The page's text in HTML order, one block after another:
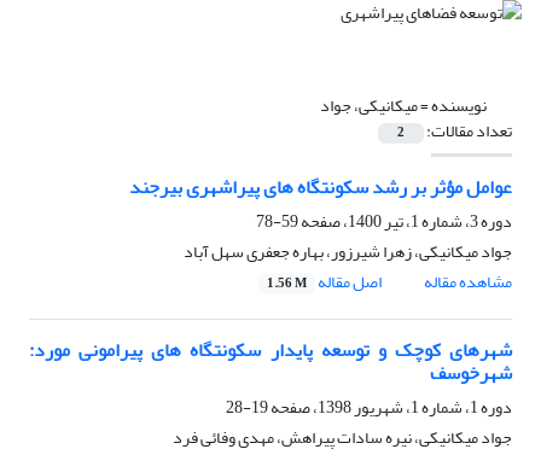
نویسنده =میکانیکی، جواد
تعداد مقالات: 2
عوامل مؤثر بر رشد سکونتگاه های پیراشهری بیرجند
دوره 3، شماره 1، تیر 1400، صفحه
59-78
جواد میکانیکی، زهرا شیرزور، بهاره جعفری سهل آباد
مشاهده مقاله
اصل مقاله 1.56 M
شهرهای کوچک و توسعه پایدار سکونتگاه های پیرامونی مورد:
شهرخوسف
دوره 1، شماره 1، شهریور 1398، صفحه
19-28
جواد میکانیکی، نیره سادات پیراهش، مهدی وفائی فرد